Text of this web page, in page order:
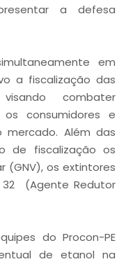
a defesa
em
a fiscalização das
combater
os consumidores e
Além das
de fiscalização os
(GNV), os extintores
(Agente Redutor
do Procon-PE
de etanol na